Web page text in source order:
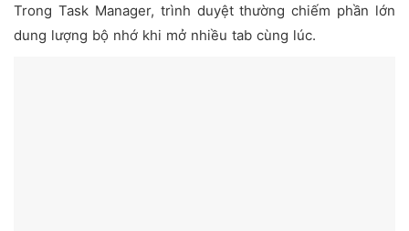
Trong Task Manager, trình duyệt thường chiếm phần lớn
dung lượng bộ nhớ khi mở nhiều tab cùng lúc.